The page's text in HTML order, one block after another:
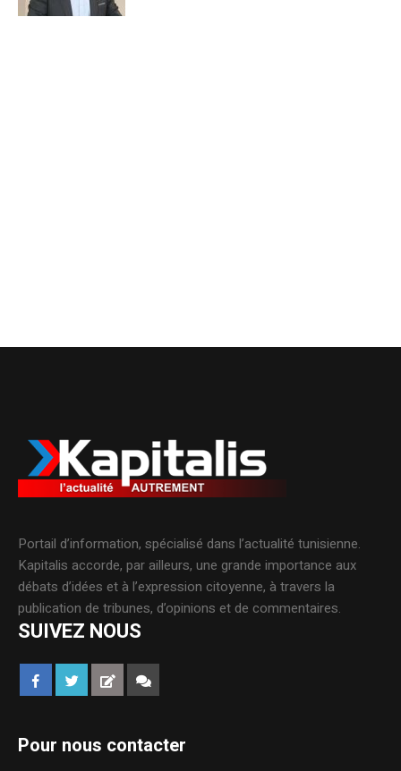
Portail d’information, spécialisé dans l’actualité tunisienne.
Kapitalis accorde, par ailleurs, une grande importance aux
débats d’idées et à l’expression citoyenne, à travers la
publication de tribunes, d’opinions et de commentaires.
SUIVEZ NOUS
Pour nous contacter